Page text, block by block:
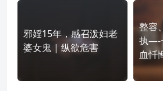
邪婬15年，感召泼妇老
婆女鬼 | 纵欲危害
整容
执—-
血忏